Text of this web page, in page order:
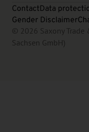
ContactData
Gender Disclaimer
© 2026 Saxony Trade
Sachsen GmbH)